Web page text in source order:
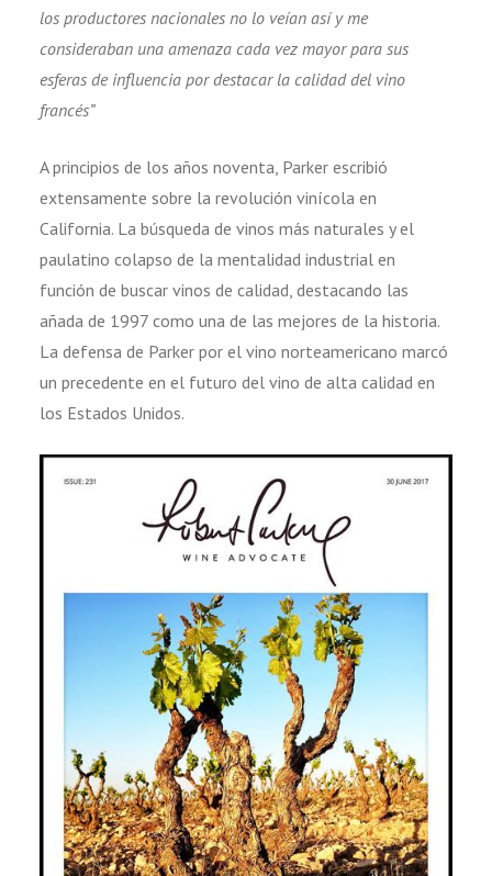
los productores nacionales no lo veían así y me
consideraban una amenaza cada vez mayor para sus
esferas de influencia por destacar la calidad del vino
francés”
A principios de los años noventa, Parker escribió
extensamente sobre la revolución vinícola en
California. La búsqueda de vinos más naturales y el
paulatino colapso de la mentalidad industrial en
función de buscar vinos de calidad, destacando las
añada de 1997 como una de las mejores de la historia.
La defensa de Parker por el vino norteamericano marcó
un precedente en el futuro del vino de alta calidad en
los Estados Unidos.